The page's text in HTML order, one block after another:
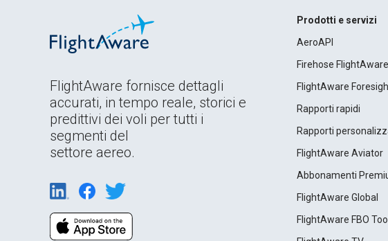
FlightAware fornisce dettagli
accurati, in tempo reale, storici e
predittivi dei voli per tutti i
segmenti del
settore aereo.
Prodotti e servizi
AeroAPI
Firehose FlightAware
FlightAware
Rapporti rapidi
Rapporti
FlightAware Aviator
Abbonamenti
FlightAware Global
FlightAware FBO